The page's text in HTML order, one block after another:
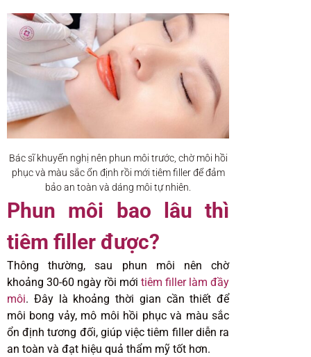
Bác sĩ khuyến nghị nên phun môi trước, chờ môi hồi
phục và màu sắc ổn định rồi mới tiêm filler để đảm
bảo an toàn và dáng môi tự nhiên.
Phun môi bao lâu thì
tiêm filler được?
Thông thường, sau phun môi nên chờ
khoảng 30-60 ngày rồi mới tiêm filler làm đầy
môi. Đây là khoảng thời gian cần thiết để
môi bong vảy, mô môi hồi phục và màu sắc
ổn định tương đối, giúp việc tiêm filler diễn ra
an toàn và đạt hiệu quả thẩm mỹ tốt hơn.